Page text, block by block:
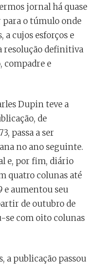
jornal há quase
para o túmulo onde
a cujos esforços e
resolução definitiva
compadre e
Dupin teve a
de
passa a ser
no ano seguinte.
e, por fim, diário
quatro colunas até
e aumentou seu
de outubro de
se com oito colunas
a publicação passou